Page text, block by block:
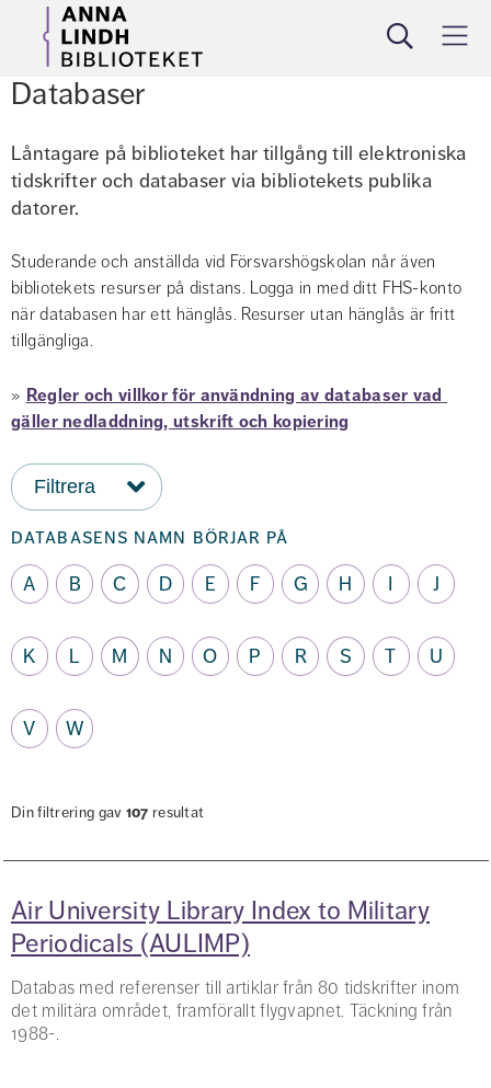
Sök Meny
låna söka
Databaser
Låntagare på biblioteket har tillgång till elektroniska
tidskrifter och databaser via bibliotekets publika
datorer.
Studerande och anställda vid Försvarshögskolan når även
bibliotekets resurser på distans. Logga in med ditt FHS-konto
när databasen har ett hänglås. Resurser utan hänglås är fritt
tillgängliga.
» Regler och villkor för användning av databaser vad
gäller nedladdning, utskrift och kopiering
Filtrera
databasens namn börjar på
A
B C D E F G H I J
K L M N O P R S T U
V W
Din filtrering gav 107 resultat
Air University Library Index to Military
Periodicals (AULIMP)
Databas med referenser till artiklar från 80 tidskrifter inom
det militära området, framförallt flygvapnet. Täckning från
1988-.